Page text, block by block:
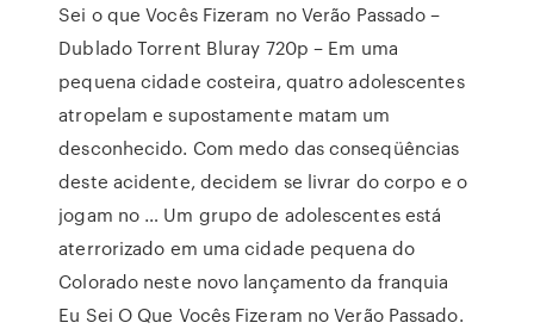
Sei o que Vocês Fizeram no Verão Passado –
Dublado Torrent Bluray 720p – Em uma
pequena cidade costeira, quatro adolescentes
atropelam e supostamente matam um
desconhecido. Com medo das conseqüências
deste acidente, decidem se livrar do corpo e o
jogam no … Um grupo de adolescentes está
aterrorizado em uma cidade pequena do
Colorado neste novo lançamento da franquia
Eu Sei O Que Vocês Fizeram no Verão Passado.